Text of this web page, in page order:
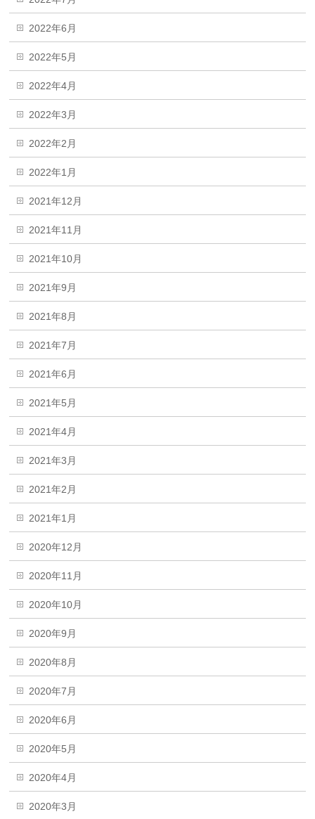
2022年6月
2022年5月
2022年4月
2022年3月
2022年2月
2022年1月
2021年12月
2021年11月
2021年10月
2021年9月
2021年8月
2021年7月
2021年6月
2021年5月
2021年4月
2021年3月
2021年2月
2021年1月
2020年12月
2020年11月
2020年10月
2020年9月
2020年8月
2020年7月
2020年6月
2020年5月
2020年4月
2020年3月